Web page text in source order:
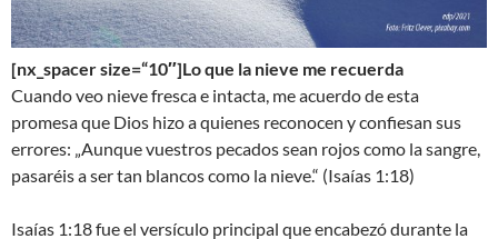
[nx_spacer size=“10″]Lo que la nieve me recuerda
Cuando veo nieve fresca e intacta, me acuerdo de esta
promesa que Dios hizo a quienes reconocen y confiesan sus
errores: „Aunque vuestros pecados sean rojos como la sangre,
pasaréis a ser tan blancos como la nieve.“ (Isaías 1:18)
Isaías 1:18 fue el versículo principal que encabezó durante la